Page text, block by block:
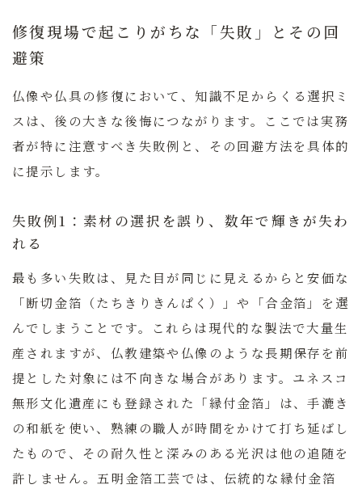
修復現場で起こりがちな「失敗」とその回
避策
仏像や仏具の修復において、知識不足からくる選択ミ
スは、後の大きな後悔につながります。ここでは実務
者が特に注意すべき失敗例と、その回避方法を具体的
に提示します。
失敗例1：素材の選択を誤り、数年で輝きが失わ
れる
最も多い失敗は、見た目が同じに見えるからと安価な
「断切金箔（たちきりきんぱく）」や「合金箔」を選
んでしまうことです。これらは現代的な製法で大量生
産されますが、仏教建築や仏像のような長期保存を前
提とした対象には不向きな場合があります。 ユネスコ
無形文化遺産にも登録された「縁付金箔」は、手漉き
の和紙を使い、熟練の職人が時間をかけて打ち延ばし
たもので、その耐久性と深みのある光沢は他の追随を
許しません。 五明金箔工芸では、伝統的な縁付金箔